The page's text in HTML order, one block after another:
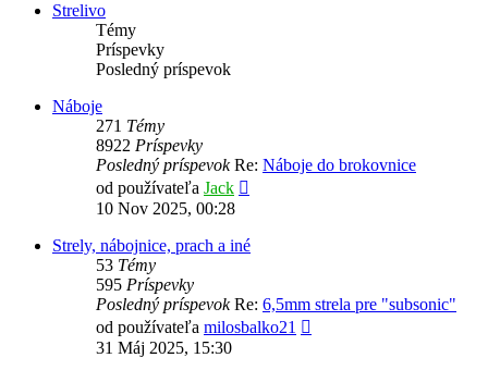
Strelivo
Témy
Príspevky
Posledný príspevok
Náboje
271 Témy
8922 Príspevky
Posledný príspevokRe: Náboje do brokovnice
od používateľa Jack
10 Nov 2025, 00:28
Strely, nábojnice, prach a iné
53 Témy
595 Príspevky
Posledný príspevokRe: 6,5mm strela pre "subsonic"
od používateľa milosbalko21
31 Máj 2025, 15:30